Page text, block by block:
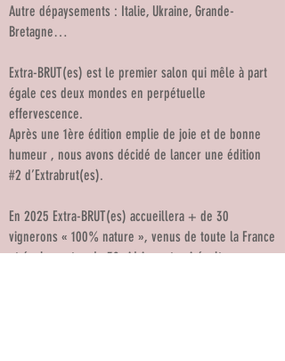
Autre dépaysements : Italie, Ukraine, Grande-
Bretagne…
Extra-BRUT(es) est le premier salon qui mêle à part
égale ces deux mondes en perpétuelle
effervescence.
Après une 1ère édition emplie de joie et de bonne
humeur , nous avons décidé de lancer une édition
#2 d’Extrabrut(es).
En 2025 Extra-BRUT(es) accueillera + de 30
vignerons « 100% nature », venus de toute la France
et également + de 30 cidriers et poiréculteurs